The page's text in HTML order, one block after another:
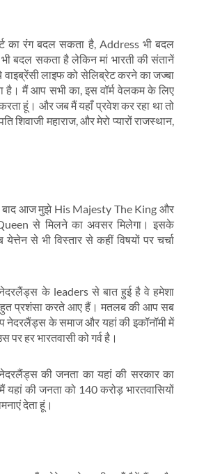
का रंग बदल सकता है, Address भी बदल
बदल सकता है लेकिन मां भारती की संतानें
वाइब्रेंसी लाइफ को सेलिब्रेट करने का जज्बा
है। मैं आप सभी का, इस वॉर्म वेलकम के लिए
हूं। और जब मैं यहाँ प्रवेश कर रहा था तो
शिवाजी महाराज, और मेरो प्यारों राजस्थान,
आज मुझे His Majesty The King और
से मिलने का अवसर मिलेगा। इसके
येत्तेन से भी विस्तार से कहीं विषयों पर चर्चा
नेदरलैंड्स के leaders से बात हुई है वे हमेशा
बहुत प्रशंसा करते आए हैं। मतलब की आप सब
के समाज और यहां की इकॉनॉमी में
पर हर भारतवासी को गर्व है।
की जनता का यहां की सरकार का
की जनता को 140 करोड़ भारतवासियों
देता हूं।